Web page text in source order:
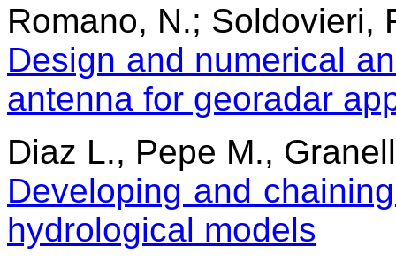
Romano, N.; Soldovieri,
Design and numerical
antenna for georadar
Diaz L., Pepe M.,
Developing and
hydrological models